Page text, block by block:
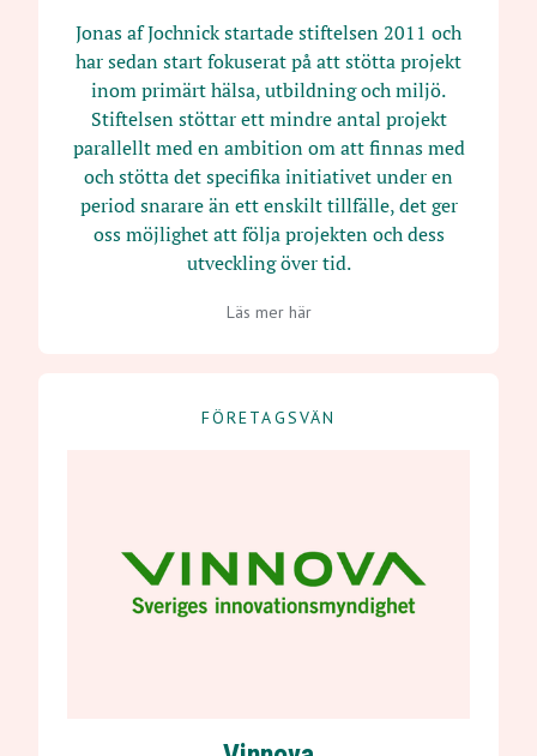
Jonas af Jochnick startade stiftelsen 2011 och
har sedan start fokuserat på att stötta projekt
inom primärt hälsa, utbildning och miljö.
Stiftelsen stöttar ett mindre antal projekt
parallellt med en ambition om att finnas med
och stötta det specifika initiativet under en
period snarare än ett enskilt tillfälle, det ger
oss möjlighet att följa projekten och dess
utveckling över tid.
Läs mer här
FÖRETAGSVÄN